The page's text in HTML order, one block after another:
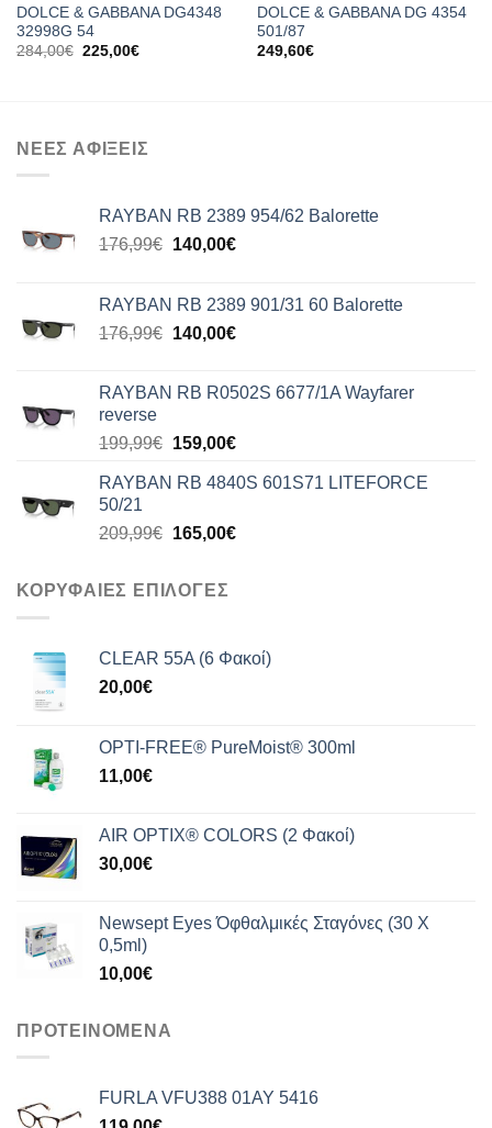
DOLCE & GABBANA DG4348
32998G 54
284,00€ Original
225,00€Η
DOLCE & GABBANA DG 4354
501/87
249,60€
ΝΕΕΣ ΑΦΙΞΕΙΣ
RAYBAN RB 2389 954/62 Balorette
176,99€ Original
176,99€.
140,00€Η
είναι:
140,00€.
RAYBAN RB 2389 901/31 60 Balorette
176,99€ Original
176,99€.
140,00€Η
είναι:
RAYBAN RB R0502S 6677/1A Wayfarer
reverse
199,99€ Original
was:
159,00€Η
τιμή
159,00€.
RAYBAN RB 4840S 601S71 LITEFORCE
50/21
209,99€ Original
209,99€.
165,00€Η
ΚΟΡΥΦΑΙΕΣ ΕΠΙΛΟΓΕΣ
CLEAR 55A (6 Φακοί)
20,00€
OPTI-FREE® PureMoist® 300ml
11,00€
AIR OPTIX® COLORS (2 Φακοί)
30,00€
Newsept Eyes Όφθαλμικές Σταγόνες (30 Χ
0,5ml)
10,00€
ΠΡΟΤΕΙΝΟΜΕΝΑ
FURLA VFU388 01AY 5416